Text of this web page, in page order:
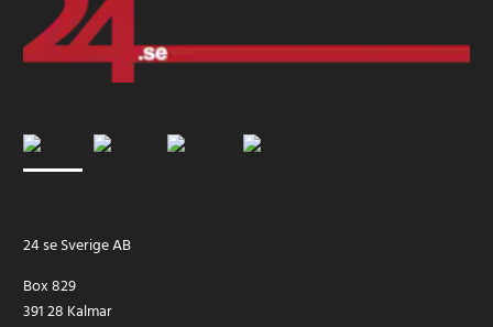
24 se Sverige AB
Box 829
391 28 Kalmar